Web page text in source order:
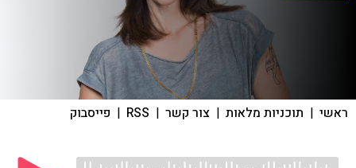
ראשי | תוכניות מלאות | צור קשר |
RSS
| פייסבוק